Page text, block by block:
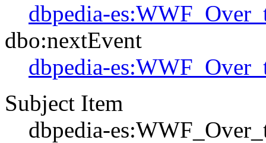
dbpedia-
dbo:nextEvent
dbpedia-
Subject Item
dbpedia-